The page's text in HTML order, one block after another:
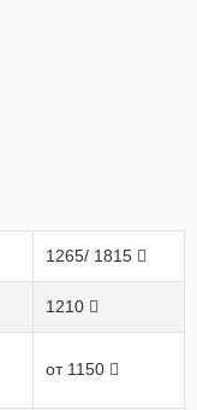
1265/ 1815
1210
от 1150